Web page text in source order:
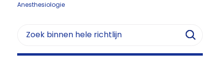
Anesthesiologie